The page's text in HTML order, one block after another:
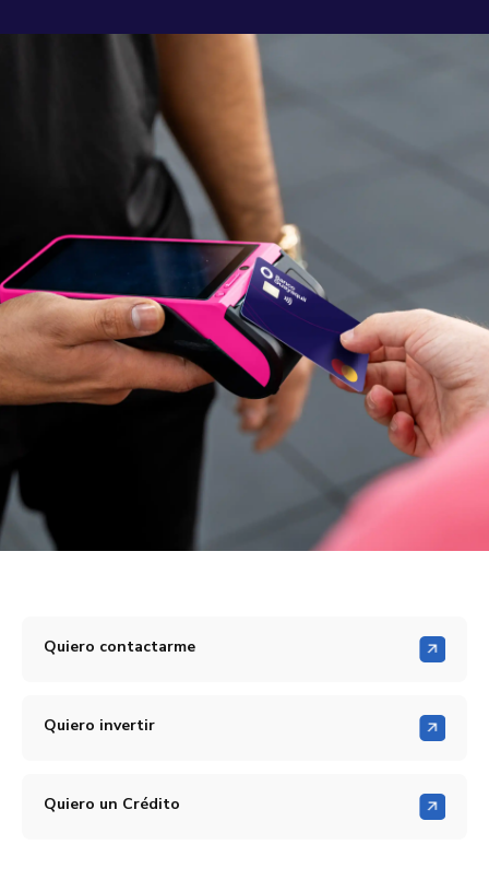
Quiero contactarme
Quiero invertir
Quiero un Crédito